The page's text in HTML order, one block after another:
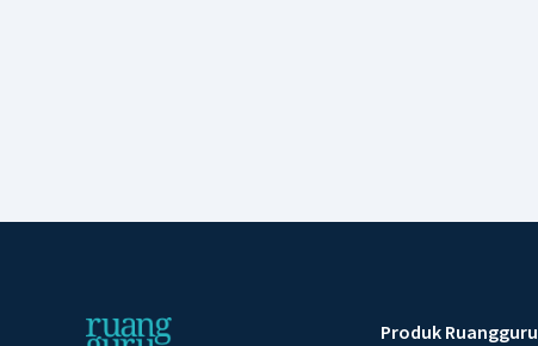
Produk Ruangguru